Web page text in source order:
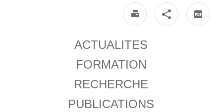
ACTUALITES
FORMATION
RECHERCHE
PUBLICATIONS